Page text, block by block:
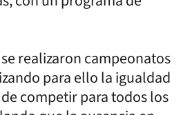
realizaron campeonatos
para ello la igualdad
competir para todos los